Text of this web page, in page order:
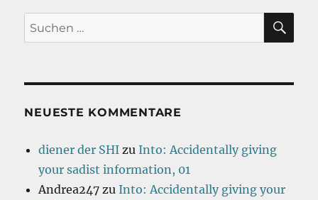
Suchen
nach:
NEUESTE KOMMENTARE
diener der SHI zuInto: Accidentally giving
your sadist information, 01
Andrea247 zuInto: Accidentally giving your